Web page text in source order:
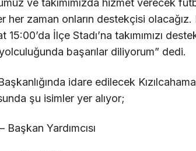
ve takımımızda hizmet verecek
her zaman onların destekçisi olacağız.
15:00’da İlçe Stadı’na takımımızı
başarılar diliyorum” dedi.
idare edilecek
şu isimler yer alıyor;
Yardımcısı